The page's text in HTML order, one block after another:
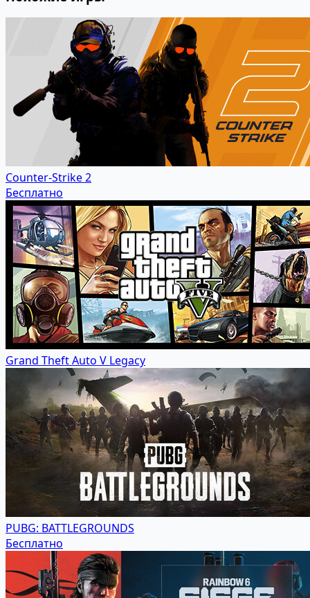
Counter-Strike 2
Бесплатно
Grand Theft Auto V Legacy
PUBG: BATTLEGROUNDS
Бесплатно